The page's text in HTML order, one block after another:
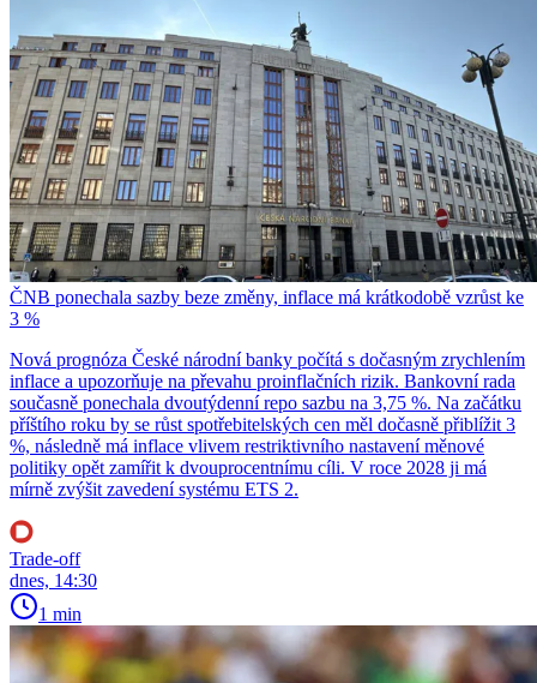
ČNB ponechala sazby beze změny, inflace má krátkodobě vzrůst ke
3 %
Nová prognóza České národní banky počítá s dočasným zrychlením
inflace a upozorňuje na převahu proinflačních rizik. Bankovní rada
současně ponechala dvoutýdenní repo sazbu na 3,75 %. Na začátku
příštího roku by se růst spotřebitelských cen měl dočasně přiblížit 3
%, následně má inflace vlivem restriktivního nastavení měnové
politiky opět zamířit k dvouprocentnímu cíli. V roce 2028 ji má
mírně zvýšit zavedení systému ETS 2.
Trade-off
dnes, 14:30
1 min